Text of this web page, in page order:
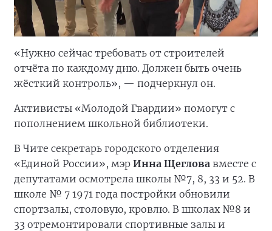
«Нужно сейчас требовать от строителей
отчёта по каждому дню. Должен быть очень
жёсткий контроль», — подчеркнул он.
Активисты «Молодой Гвардии» помогут с
пополнением школьной библиотеки.
В Чите секретарь городского отделения
«Единой России», мэр Инна Щеглова вместе с
депутатами осмотрела школы №7, 8, 33 и 52. В
школе № 7 1971 года постройки обновили
спортзалы, столовую, кровлю. В школах №8 и
33 отремонтировали спортивные залы и